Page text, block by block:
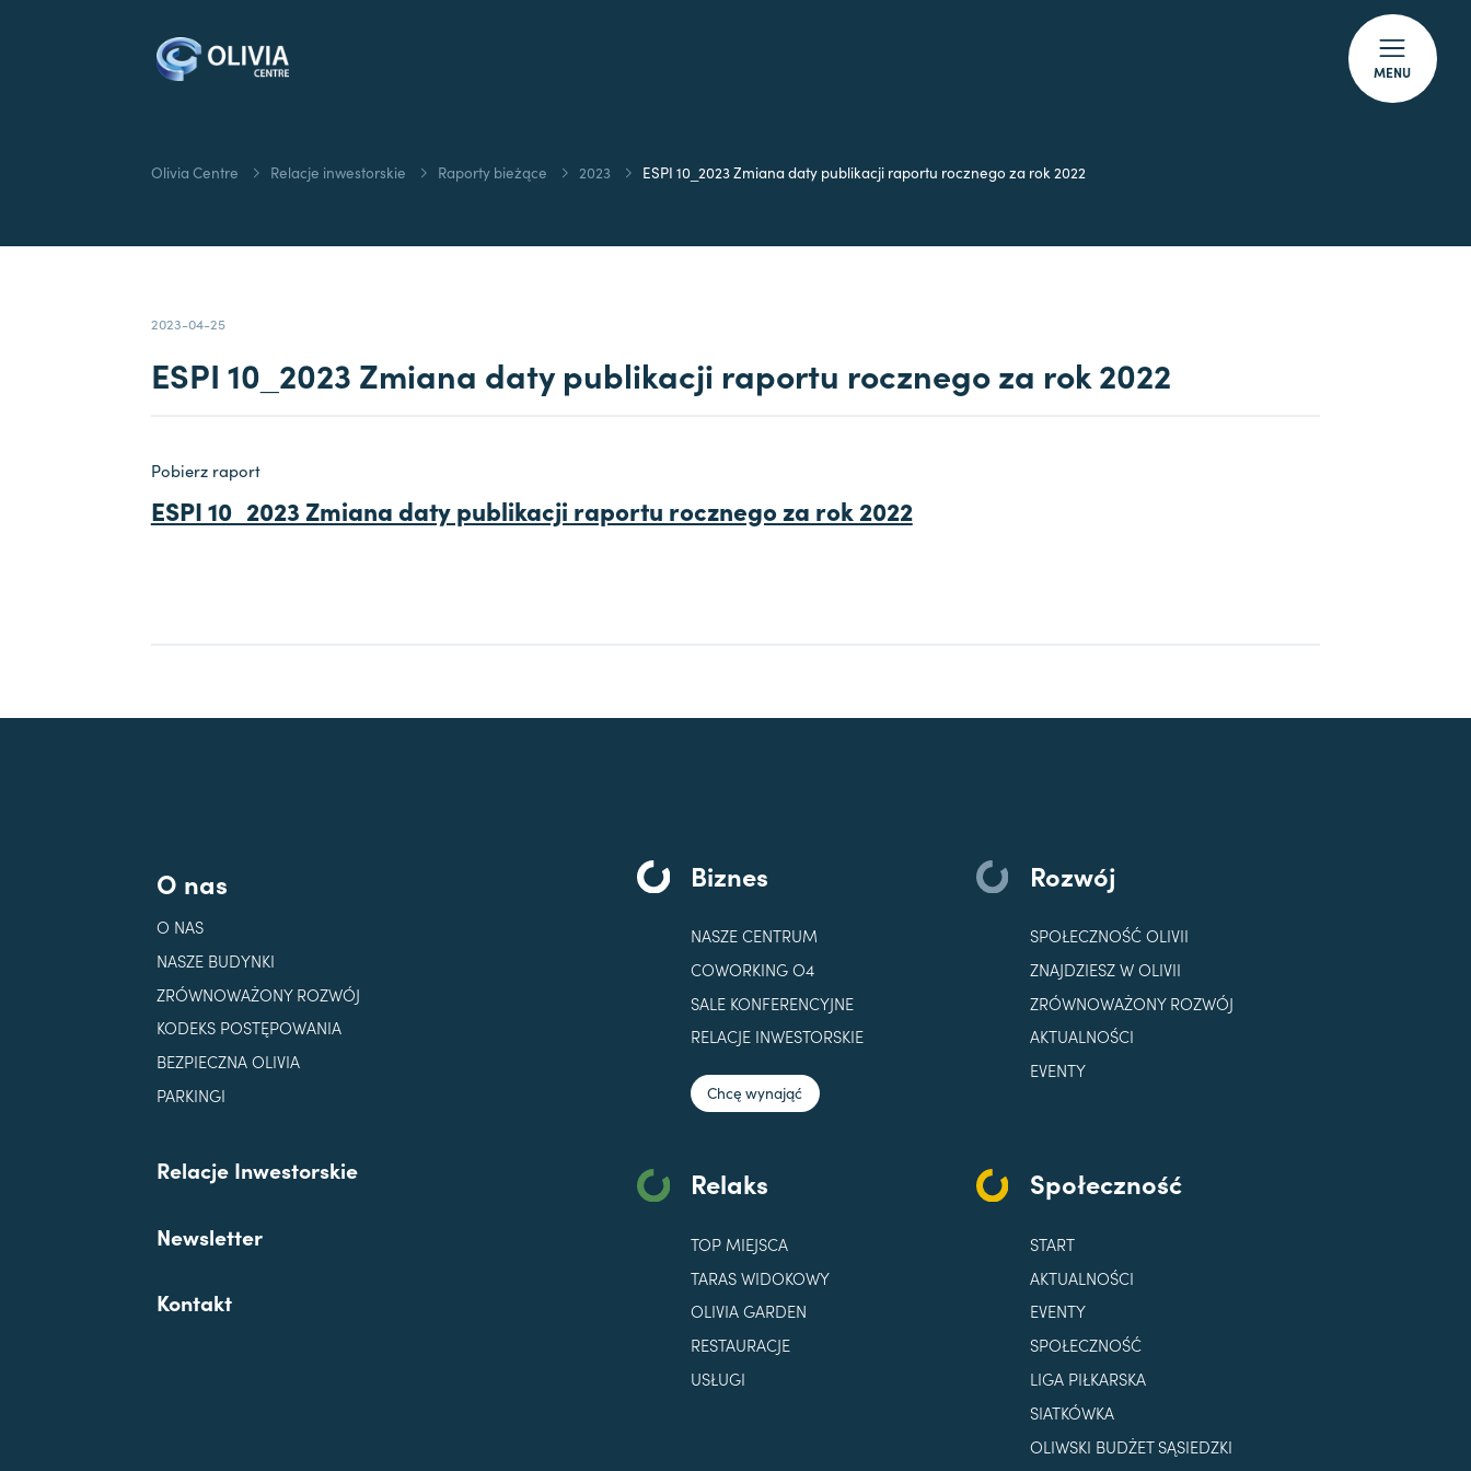
MENU
Olivia Centre Relacje inwestorskie Raporty bieżące 2023 ESPI 10_2023 Zmiana daty publikacji raportu rocznego za rok 2022
2023-04-25
ESPI 10_2023 Zmiana daty publikacji raportu rocznego za rok 2022
Pobierz raport
ESPI 10_2023 Zmiana daty publikacji raportu rocznego za rok 2022
O nas
O NAS
NASZE BUDYNKI
ZRÓWNOWAŻONY ROZWÓJ
KODEKS POSTĘPOWANIA
BEZPIECZNA OLIVIA
PARKINGI
Relacje Inwestorskie
Newsletter
Kontakt
Biznes
NASZE CENTRUM
COWORKING O4
SALE KONFERENCYJNE
RELACJE INWESTORSKIE
Chcę wynająć
Rozwój
SPOŁECZNOŚĆ OLIVII
ZNAJDZIESZ W OLIVII
ZRÓWNOWAŻONY ROZWÓJ
AKTUALNOŚCI
EVENTY
Relaks
TOP MIEJSCA
TARAS WIDOKOWY
OLIVIA GARDEN
RESTAURACJE
USŁUGI
Społeczność
START
AKTUALNOŚCI
EVENTY
SPOŁECZNOŚĆ
LIGA PIŁKARSKA
SIATKÓWKA
OLIWSKI BUDŻET SĄSIEDZKI